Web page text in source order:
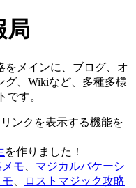
局
をメインに、ブログ、オ
グ、Wikiなど、多種多様
です。
ンクを表示する機能を
を作りました！
モ
マジカルバケーシ
ロストマジック攻略